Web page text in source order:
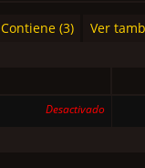
Contiene (3) Ver
Desactivado